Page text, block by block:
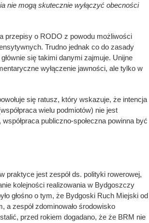
nie mogą skutecznie wyłączyć obecności
przepisy o RODO z powodu możliwości
Trudno jednak co do zasady
się takimi danymi zajmuje. Unijne
wyłączenie jawności, ale tylko w
się ratusz, który wskazuje, że intencja
wielu podmiotów) nie jest
publiczno-społeczna powinna być
praktyce jest zespół ds. polityki rowerowej,
kolejności realizowania w Bydgoszczy
głośno o tym, że Bydgoski Ruch Miejski od
a zespół zdominowało środowisko
przed rokiem dogadano, że że BRM nie